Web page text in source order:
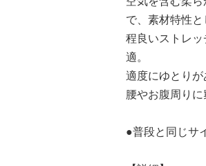
で、素材特性
程良いストレ
適。
適度にゆとりが
腰やお腹周りに
●普段と同じサ